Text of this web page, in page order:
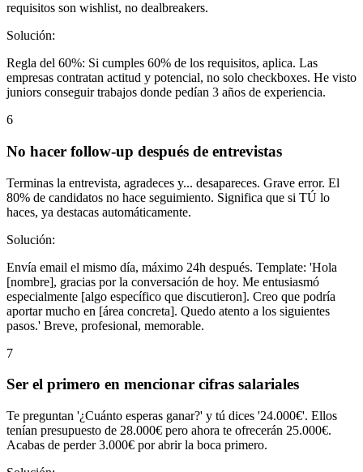
requisitos son wishlist, no dealbreakers.
Solución:
Regla del 60%: Si cumples 60% de los requisitos, aplica. Las
empresas contratan actitud y potencial, no solo checkboxes. He visto
juniors conseguir trabajos donde pedían 3 años de experiencia.
6
No hacer follow-up después de entrevistas
Terminas la entrevista, agradeces y... desapareces. Grave error. El
80% de candidatos no hace seguimiento. Significa que si TÚ lo
haces, ya destacas automáticamente.
Solución:
Envía email el mismo día, máximo 24h después. Template: 'Hola
[nombre], gracias por la conversación de hoy. Me entusiasmó
especialmente [algo específico que discutieron]. Creo que podría
aportar mucho en [área concreta]. Quedo atento a los siguientes
pasos.' Breve, profesional, memorable.
7
Ser el primero en mencionar cifras salariales
Te preguntan '¿Cuánto esperas ganar?' y tú dices '24.000€'. Ellos
tenían presupuesto de 28.000€ pero ahora te ofrecerán 25.000€.
Acabas de perder 3.000€ por abrir la boca primero.